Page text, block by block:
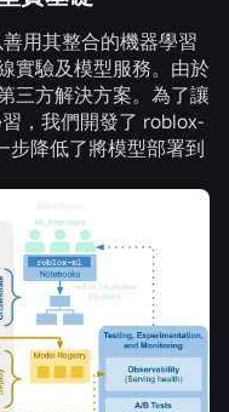
善用其整合的機器學習
實驗及模型服務。由於
三方解決方案。為了讓
，我們開發了 roblox-
步降低了將模型部署到